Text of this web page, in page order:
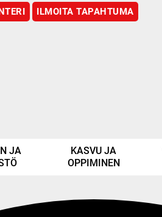
ILMOITA TAPAHTUMA
JA
KASVU JA
OPPIMINEN